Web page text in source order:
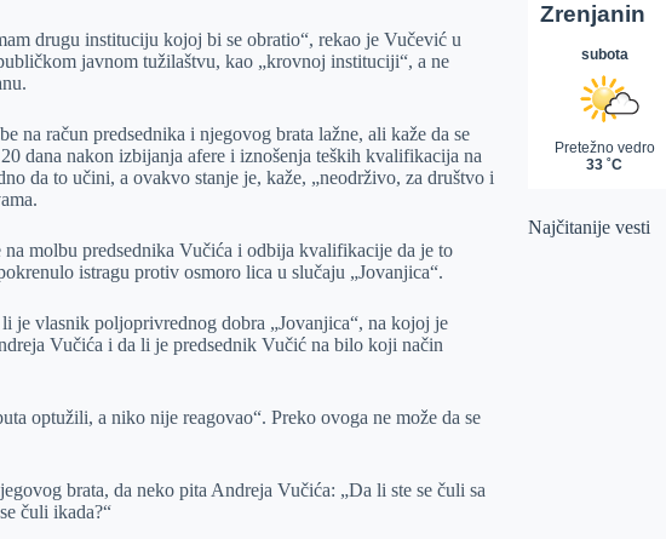
drugu instituciju kojoj bi se obratio“, rekao je Vučević u
javnom tužilaštvu, kao „krovnoj instituciji“, a ne
na račun predsednika i njegovog brata lažne, ali kaže da se
dana nakon izbijanja afere i iznošenja teških kvalifikacija na
da to učini, a ovakvo stanje je, kaže, „neodrživo, za društvo i
molbu predsednika Vučića i odbija kvalifikacije da je to
istragu protiv osmoro lica u slučaju „Jovanjica“.
je vlasnik poljoprivrednog dobra „Jovanjica“, na kojoj je
Vučića i da li je predsednik Vučić na bilo koji način
optužili, a niko nije reagovao“. Preko ovoga ne može da se
brata, da neko pita Andreja Vučića: „Da li ste se čuli sa
čuli ikada?“
Najčitanije vesti